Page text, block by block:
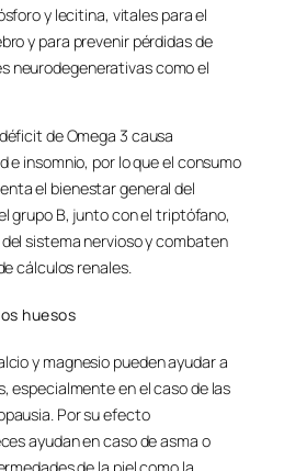
y lecitina, vitales para el
y para prevenir pérdidas de
neurodegenerativas como el
de Omega 3 causa
e insomnio, por lo que el consumo
el bienestar general del
grupo B, junto con el triptófano,
sistema nervioso y combaten
cálculos renales.
huesos
y magnesio pueden ayudar a
especialmente en el caso de las
Por su efecto
ayudan en caso de asma o
de la piel como la